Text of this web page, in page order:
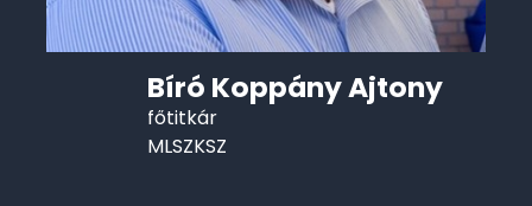
Bíró Koppány Ajtony
főtitkár
MLSZKSZ